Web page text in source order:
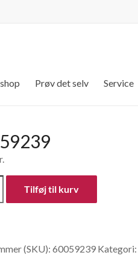
Prøv det selv Service
Tilføj til kurv
(SKU): 60059239 Kategori: